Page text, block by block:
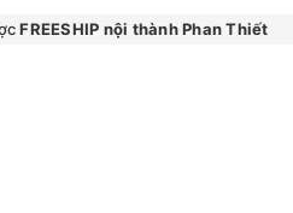
FREESHIP nội thành Phan Thiết